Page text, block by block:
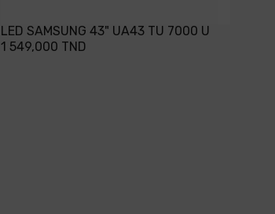
LED SAMSUNG 43" UA43 TU 7000 U
1 549,000 TND